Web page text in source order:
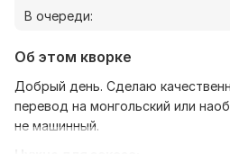
В очереди:
Об этом кворке
Добрый день. Сделаю
перевод на монгольский или
не машинный.